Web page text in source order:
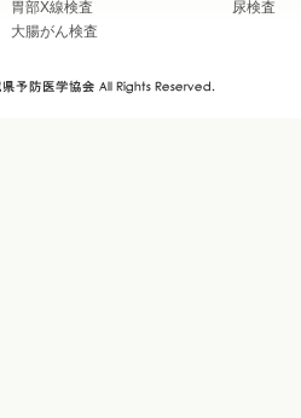
胃部X線検査
尿検査
大腸がん検査